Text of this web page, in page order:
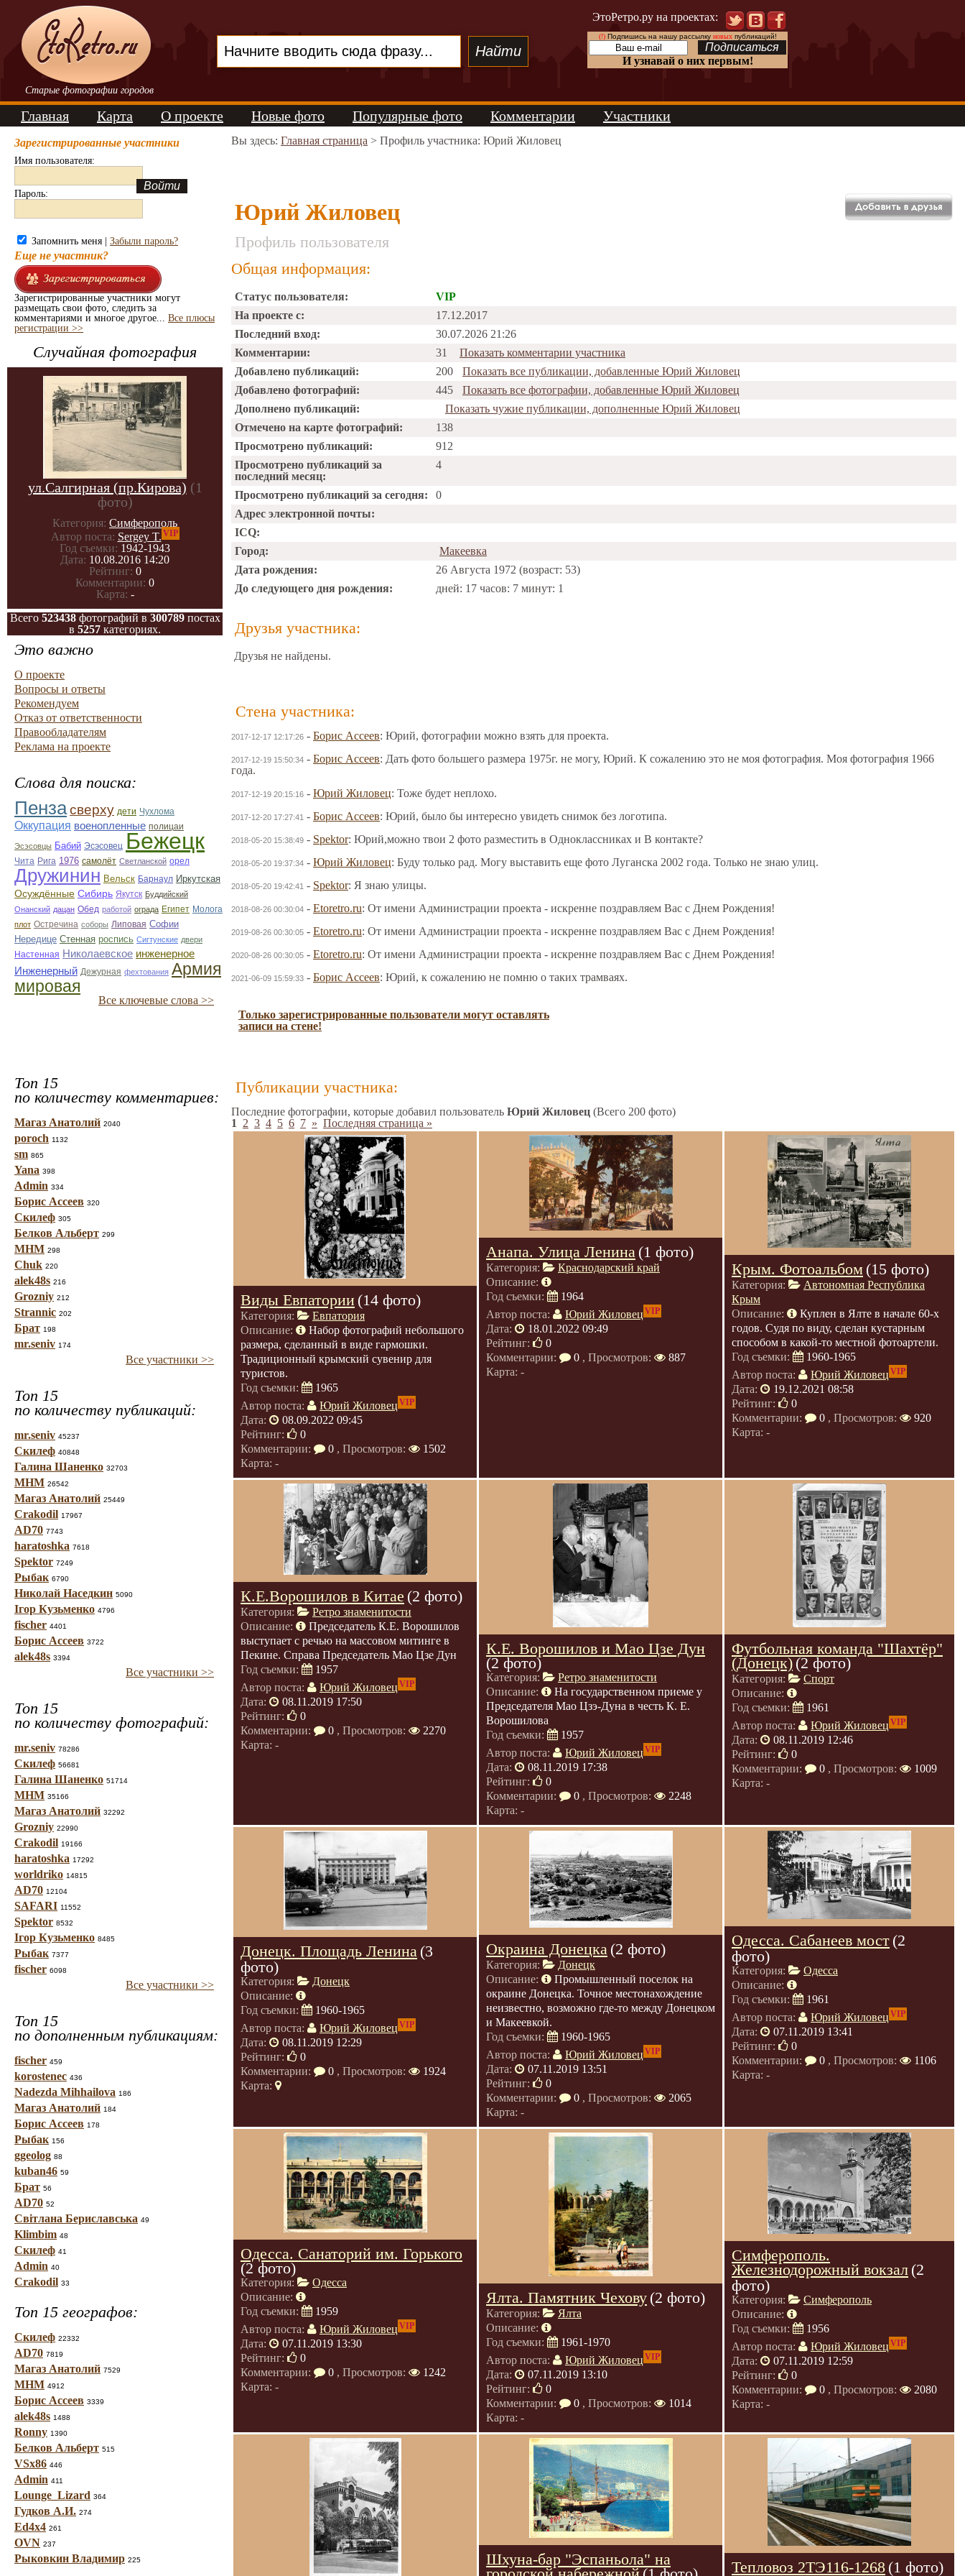
Старые фотографии городов
ЭтоРетро.ру на проектах:
(!)Подпишись на нашу рассылку новыхпубликаций!
И узнавай о них первым!
Главная Карта О проекте Новые фото Популярные фото Комментарии Участники
Зарегистрированные участники
Имя пользователя:
Пароль:
Запомнить меня | Забыли пароль?
Еще не участник?
Зарегистрированные участники могут
размещать свои фото, следить за
комментариями и многое другое... Все плюсы
регистрации >>
Случайная фотография
ул.Салгирная (пр.Кирова) (1
фото)
Категория: Симферополь
Автор поста: Sergey T. VIP
Год съемки: 1942-1943
Дата: 10.08.2016 14:20
Рейтинг: 0
Комментарии: 0
Карта: -
Всего 523438фотографий в 300789постах
в 5257 категориях.
Это важно
О проекте
Вопросы и ответы
Рекомендуем
Отказ от ответственности
Правообладателям
Реклама на проекте
Слова для поиска:
Пензасверху дети Чухлома
Оккупация военопленные полицаи
Эсэсовцы Бабий Эсэсовец Бежецк
Чита Рига 1976 самолёт Светланской орел
Дружинин Вельск Барнаул Иркутская
Осуждённые Сибирь Якутск Буддийский
Онанский дацан Обед работой ограда Египет Молога
плот Остречина соборы Липовая Софии
Нередице Стенная роспись Сигтунские двери
Настенная Николаевское инженерное
Инженерный Дежурная фехтования Армия
мировая
Все ключевые слова >>
Топ 15
по количеству комментариев:
Магаз Анатолий 2040
poroch 1132
sm 865
Yana 398
Admin 334
Борис Ассеев 320
Скилеф 305
Белков Альберт 299
МНМ 298
Chuk 220
alek48s 216
Grozniy 212
Strannic 202
Брат 198
mr.seniv 174
Все участники >>
Топ 15
по количеству публикаций:
mr.seniv 45237
Скилеф 40848
Галина Шаненко 32703
МНМ 26542
Магаз Анатолий 25449
Crakodil 17967
AD70 7743
haratoshka 7618
Spektor 7249
Рыбак 6790
Николай Наседкин 5090
Ігор Кузьменко 4796
fischer 4401
Борис Ассеев 3722
alek48s 3394
Все участники >>
Топ 15
по количеству фотографий:
mr.seniv 78286
Скилеф 56681
Галина Шаненко 51714
МНМ 35166
Магаз Анатолий 32292
Grozniy 22990
Crakodil 19166
haratoshka 17292
worldriko 14815
AD70 12104
SAFARI 11552
Spektor 8532
Ігор Кузьменко 8485
Рыбак 7377
fischer 6098
Все участники >>
Топ 15
по дополненным публикациям:
fischer 459
korostenec 436
Nadezda Mihhailova 186
Магаз Анатолий 184
Борис Ассеев 178
Рыбак 156
ggeolog 88
kuban46 59
Брат 56
AD70 52
Світлана Бериславська 49
Klimbim 48
Скилеф 41
Admin 40
Crakodil 33
Топ 15 географов:
Скилеф 22332
AD70 7819
Магаз Анатолий 7529
МНМ 4912
Борис Ассеев 3339
alek48s 1488
Ronny 1390
Белков Альберт 515
VSx86 446
Admin 411
Lounge_Lizard 364
Гудков А.И. 274
Ed4x4 261
OVN 237
Рыковкин Владимир 225
Вы здесь: Главная страница > Профиль участника: Юрий Жиловец
Юрий Жиловец
Профиль пользователя
Общая информация:
Статус пользователя:
VIP
На проекте с:
17.12.2017
Последний вход:
30.07.2026 21:26
Комментарии:
31
Показать комментарии участника
Добавлено публикаций:
200
Показать все публикации, добавленные Юрий Жиловец
Добавлено фотографий:
445
Показать все фотографии, добавленные Юрий Жиловец
Дополнено публикаций:
Показать чужие публикации, дополненные Юрий Жиловец
Отмечено на карте фотографий:
138
Просмотрено публикаций:
912
Просмотрено публикаций за
последний месяц:
4
Просмотрено публикаций за сегодня:
0
Адрес электронной почты:
ICQ:
Город:
Макеевка
Дата рождения:
26 Августа 1972 (возраст: 53)
До следующего дня рождения:
дней: 17 часов: 7 минут: 1
Друзья участника:
Друзья не найдены.
Стена участника:
2017-12-17 12:17:26 - Борис Ассеев: Юрий, фотографии можно взять для проекта.
2017-12-19 15:50:34 - Борис Ассеев: Дать фото большего размера 1975г. не могу, Юрий. К сожалению это не моя фотография. Моя фотография 1966
года.
2017-12-19 20:15:16 - Юрий Жиловец: Тоже будет неплохо.
2017-12-20 17:27:41 - Борис Ассеев: Юрий, было бы интересно увидеть снимок без логотипа.
2018-05-20 15:38:49 - Spektor: Юрий,можно твои 2 фото разместить в Одноклассниках и В контакте?
2018-05-20 19:37:34 - Юрий Жиловец: Буду только рад. Могу выставить еще фото Луганска 2002 года. Только не знаю улиц.
2018-05-20 19:42:41 - Spektor: Я знаю улицы.
2018-08-26 00:30:04 - Etoretro.ru: От имени Администрации проекта - искренне поздравляем Вас с Днем Рождения!
2019-08-26 00:30:05 - Etoretro.ru: От имени Администрации проекта - искренне поздравляем Вас с Днем Рождения!
2020-08-26 00:30:05 - Etoretro.ru: От имени Администрации проекта - искренне поздравляем Вас с Днем Рождения!
2021-06-09 15:59:33 - Борис Ассеев: Юрий, к сожалению не помню о таких трамваях.
Только зарегистрированные пользователи могут оставлять
записи на стене!
Публикации участника:
Последние фотографии, которые добавил пользователь Юрий Жиловец (Всего 200 фото)
1
2 3 4 5 6 7 » Последняя страница »
Виды Евпатории (14 фото)
Категория:
Евпатория
Описание:
Набор фотографий небольшого
размера, сделанный в виде гармошки.
Традиционный крымский сувенир для
туристов.
Год съемки:
1965
Автор поста:
Юрий Жиловец VIP
Дата:
08.09.2022 09:45
Рейтинг:
0
Комментарии:
0 , Просмотров:
1502
Карта: -
Анапа. Улица Ленина (1 фото)
Категория:
Краснодарский край
Описание:
Год съемки:
1964
Автор поста:
Юрий Жиловец VIP
Дата:
18.01.2022 09:49
Рейтинг:
0
Комментарии:
0 , Просмотров:
887
Карта: -
Крым. Фотоальбом (15 фото)
Категория:
Автономная Республика
Крым
Описание:
Куплен в Ялте в начале 60-х
годов. Судя по виду, сделан кустарным
способом в какой-то местной фотоартели.
Год съемки:
1960-1965
Автор поста:
Юрий Жиловец VIP
Дата:
19.12.2021 08:58
Рейтинг:
0
Комментарии:
0 , Просмотров:
920
Карта: -
К.Е.Ворошилов в Китае (2 фото)
Категория:
Ретро знаменитости
Описание:
Председатель К.Е. Ворошилов
выступает с речью на массовом митинге в
Пекине. Справа Председатель Мао Цзе Дун
Год съемки:
1957
Автор поста:
Юрий Жиловец VIP
Дата:
08.11.2019 17:50
Рейтинг:
0
Комментарии:
0 , Просмотров:
2270
Карта: -
К.Е. Ворошилов и Мао Цзе Дун
(2 фото)
Категория:
Ретро знаменитости
Описание:
На государственном приеме у
Председателя Мао Цзэ-Дуна в честь К. Е.
Ворошилова
Год съемки:
1957
Автор поста:
Юрий Жиловец VIP
Дата:
08.11.2019 17:38
Рейтинг:
0
Комментарии:
0 , Просмотров:
2248
Карта: -
Футбольная команда "Шахтёр"
(Донецк)(2 фото)
Категория:
Спорт
Описание:
Год съемки:
1961
Автор поста:
Юрий Жиловец VIP
Дата:
08.11.2019 12:46
Рейтинг:
0
Комментарии:
0 , Просмотров:
1009
Карта: -
Донецк. Площадь Ленина (3
фото)
Категория:
Донецк
Описание:
Год съемки:
1960-1965
Автор поста:
Юрий Жиловец VIP
Дата:
08.11.2019 12:29
Рейтинг:
0
Комментарии:
0 , Просмотров:
1924
Карта:
Окраина Донецка (2 фото)
Категория:
Донецк
Описание:
Промышленный поселок на
окраине Донецка. Точное местонахождение
неизвестно, возможно где-то между Донецком
и Макеевкой.
Год съемки:
1960-1965
Автор поста:
Юрий Жиловец VIP
Дата:
07.11.2019 13:51
Рейтинг:
0
Комментарии:
0 , Просмотров:
2065
Карта: -
Одесса. Сабанеев мост (2
фото)
Категория:
Одесса
Описание:
Год съемки:
1961
Автор поста:
Юрий Жиловец VIP
Дата:
07.11.2019 13:41
Рейтинг:
0
Комментарии:
0 , Просмотров:
1106
Карта: -
Одесса. Санаторий им. Горького
(2 фото)
Категория:
Одесса
Описание:
Год съемки:
1959
Автор поста:
Юрий Жиловец VIP
Дата:
07.11.2019 13:30
Рейтинг:
0
Комментарии:
0 , Просмотров:
1242
Карта: -
Ялта. Памятник Чехову (2 фото)
Категория:
Ялта
Описание:
Год съемки:
1961-1970
Автор поста:
Юрий Жиловец VIP
Дата:
07.11.2019 13:10
Рейтинг:
0
Комментарии:
0 , Просмотров:
1014
Карта: -
Симферополь.
Железнодорожный вокзал (2
фото)
Категория:
Симферополь
Описание:
Год съемки:
1956
Автор поста:
Юрий Жиловец VIP
Дата:
07.11.2019 12:59
Рейтинг:
0
Комментарии:
0 , Просмотров:
2080
Карта: -
Шхуна-бар "Эспаньола" на
Тепловоз 2ТЭ116-1268 (1 фото)